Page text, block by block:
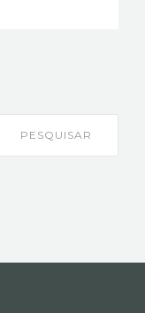
PESQUISAR